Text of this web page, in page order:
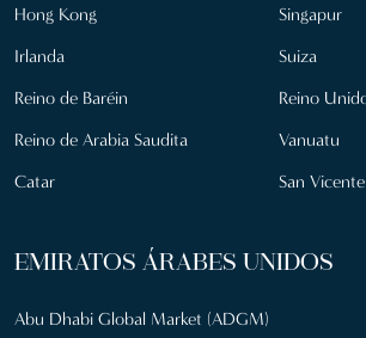
Hong Kong
Irlanda
Reino de Baréin
Reino de Arabia Saudita
Catar
Singapur
Suiza
Reino
Vanuatu
San Vicente
EMIRATOS ÁRABES UNIDOS
Abu Dhabi Global Market (ADGM)